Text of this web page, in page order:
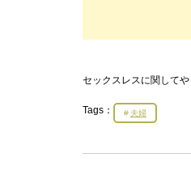
セックスレスに関して
Tags： 夫婦